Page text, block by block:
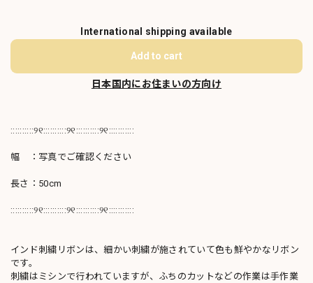
International shipping available
Add to cart
日本国内にお住まいの方向け
::::::::::୨୧::::::::::୨୧::::::::::୨୧:::::::::::
幅 ：写真でご確認ください
長さ：50cm
::::::::::୨୧::::::::::୨୧::::::::::୨୧:::::::::::
インド刺繍リボンは、細かい刺繍が施されていて色も鮮やかなリボン
です。
刺繍はミシンで行われていますが、ふちのカットなどの作業は手作業